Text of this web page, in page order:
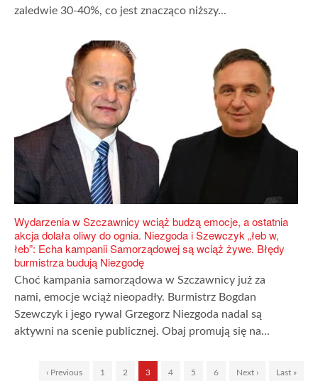
zaledwie 30-40%, co jest znacząco niższy...
Wydarzenia w Szczawnicy wciąż budzą emocje, a ostatnia
akcja dolała oliwy do ognia. Niezgoda i Szewczyk „łeb w,
łeb”: Echa kampanii Samorządowej są wciąż żywe. Błędy
burmistrza budują Niezgodę
Choć kampania samorządowa w Szczawnicy już za
nami, emocje wciąż nieopadły. Burmistrz Bogdan
Szewczyk i jego rywal Grzegorz Niezgoda nadal są
aktywni na scenie publicznej. Obaj promują się na...
‹ Previous 1 2 3 4 5 6 Next › Last »